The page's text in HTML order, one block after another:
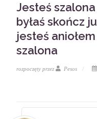
Jesteś
byłaś skończ
jesteś
szalona
rozpoczęty przez Pesos